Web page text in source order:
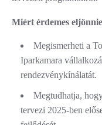
Miért érdemes
Megismerheti a
Iparkamara
rendezvénykínálatát.
Megtudhatja,
tervezi 2025-ben